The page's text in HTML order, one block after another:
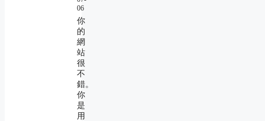
06
你
的
網
站
很
不
錯。
你
是
用